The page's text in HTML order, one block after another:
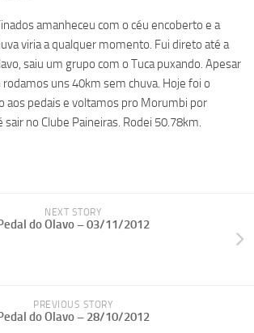
amanheceu com o céu encoberto e a
viria a qualquer momento. Fui direto até a
saiu um grupo com o Tuca puxando. Apesar
uns 40km sem chuva. Hoje foi o
aos pedais e voltamos pro Morumbi por
no Clube Paineiras. Rodei 50.78km.
NEXT STORY
do Olavo – 03/11/2012
PREVIOUS STORY
do Olavo – 28/10/2012